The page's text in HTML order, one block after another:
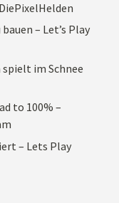
– Let’s Play
spielt im Schnee
to 100% –
– Lets Play